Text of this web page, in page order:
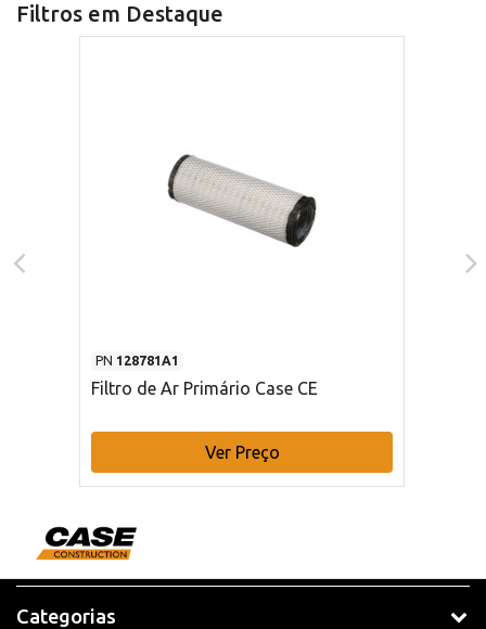
Filtros em Destaque
PN 128781A1
Filtro de Ar Primário Case CE
Ver Preço
Categorias